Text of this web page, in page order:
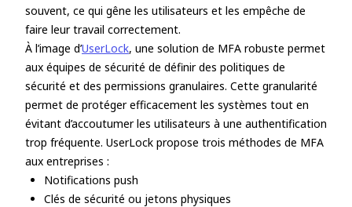
souvent, ce qui gêne les utilisateurs et les empêche de
faire leur travail correctement.
À l’image d’UserLock, une solution de MFA robuste permet
aux équipes de sécurité de définir des politiques de
sécurité et des permissions granulaires. Cette granularité
permet de protéger efficacement les systèmes tout en
évitant d’accoutumer les utilisateurs à une authentification
trop fréquente. UserLock propose trois méthodes de MFA
aux entreprises :
Notifications push
Clés de sécurité ou jetons physiques